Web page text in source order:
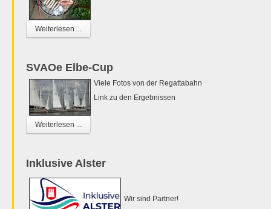
Weiterlesen ...
SVAOe Elbe-Cup
Viele Fotos von der Regattabahn
Link zu den Ergebnissen
Weiterlesen ...
Inklusive Alster
Wir sind Partner!